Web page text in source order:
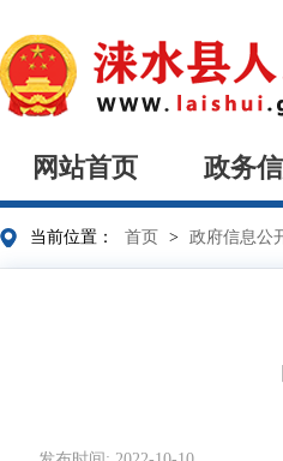
网站首页 政务
当前位置： 首页 > 政府信息公